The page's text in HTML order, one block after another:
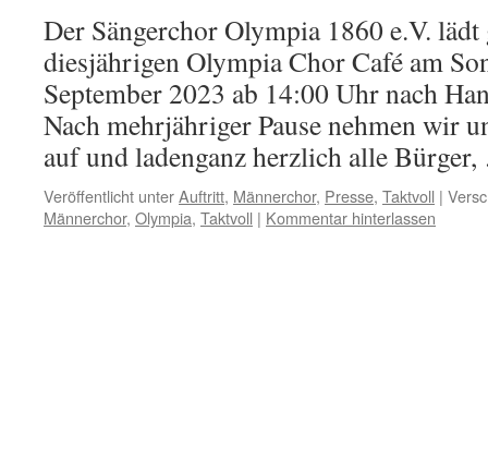
Der Sängerchor Olympia 1860 e.V.
diesjährigen Olympia Chor Café am
September 2023 ab 14:00 Uhr nach
Nach mehrjähriger Pause nehmen wir
auf und ladenganz herzlich alle
Veröffentlicht unterAuftritt, Männerchor, Presse, Taktvoll |
Männerchor, Olympia, Taktvoll | Kommentar hinterlassen